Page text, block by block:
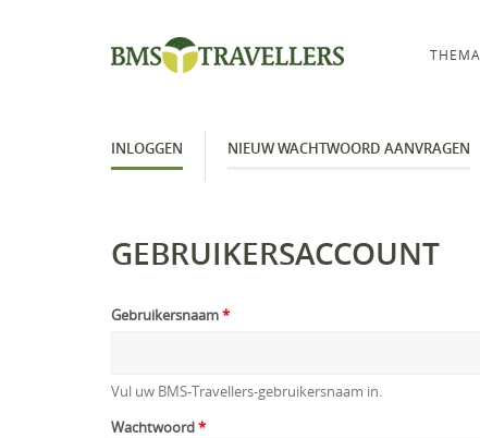
THEMA
INLOGGEN NIEUW WACHTWOORD AANVRAGEN
GEBRUIKERSACCOUNT
Gebruikersnaam*
Vul uw BMS-Travellers-gebruikersnaam in.
Wachtwoord*